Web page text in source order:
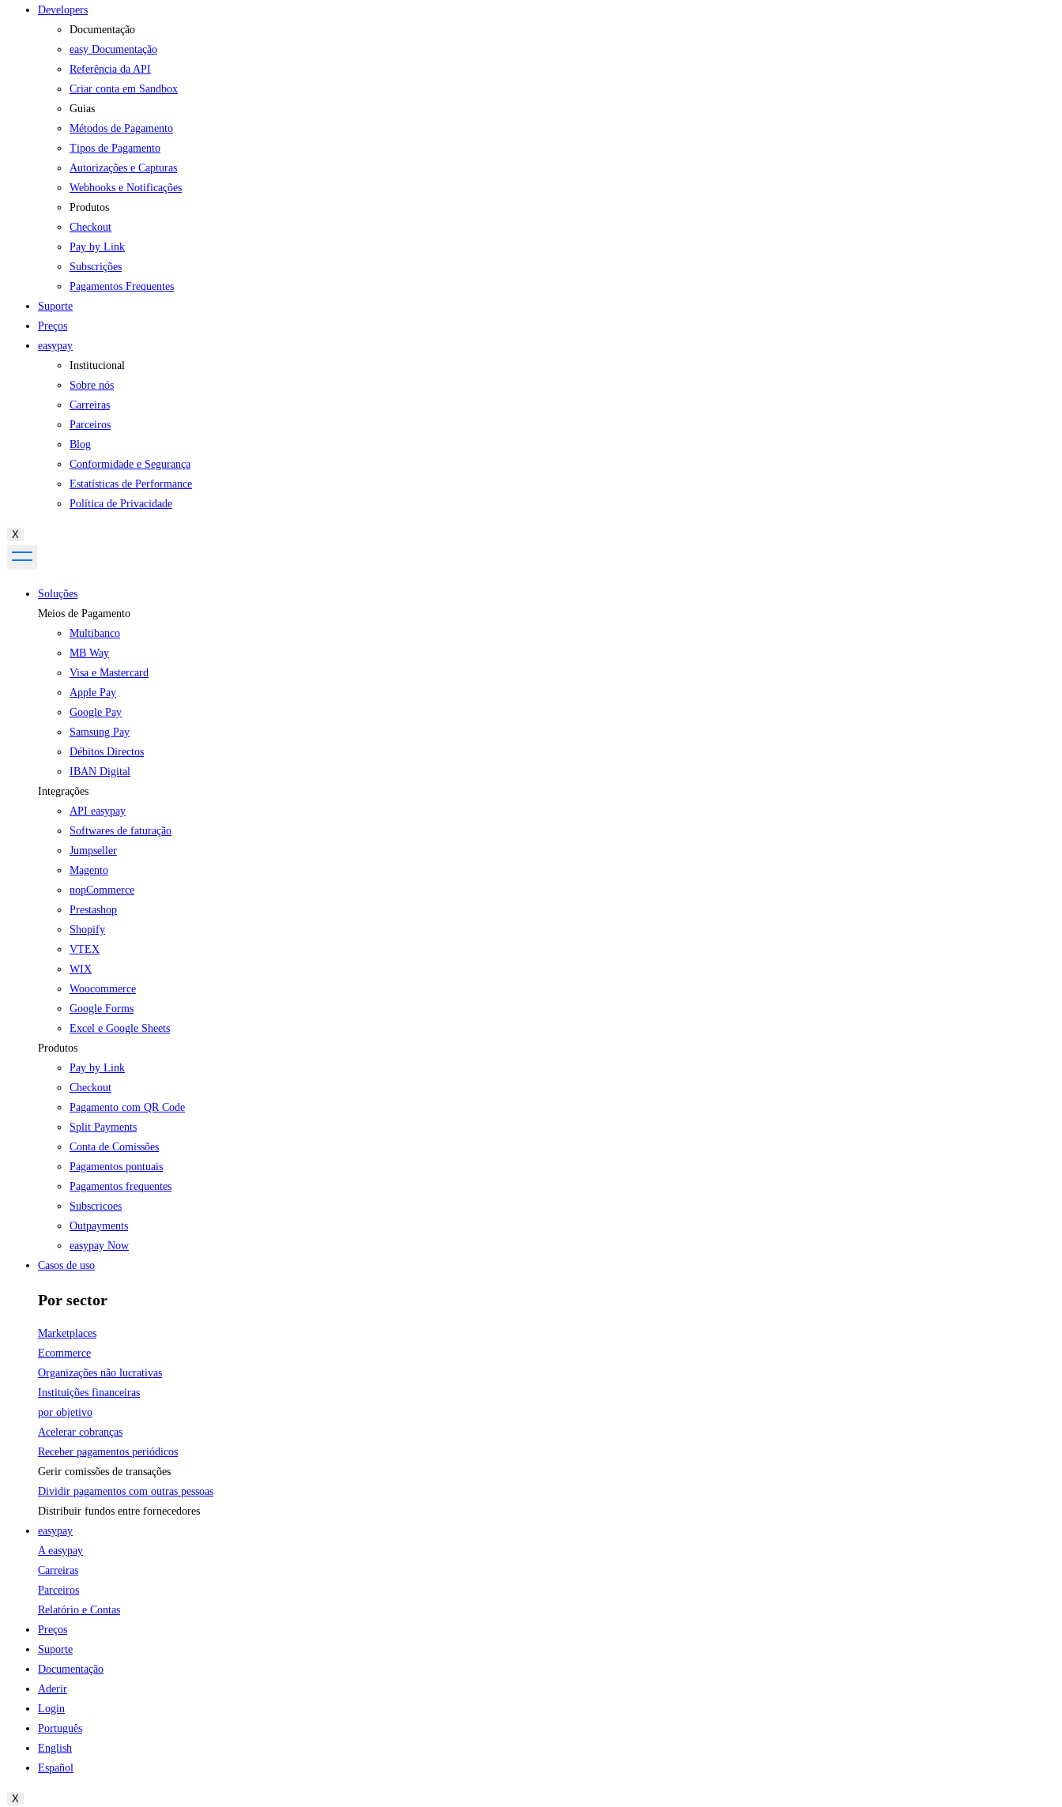
Developers
Documentação
easy Documentação
Referência da API
Criar conta em Sandbox
Guias
Métodos de Pagamento
Tipos de Pagamento
Autorizações e Capturas
Webhooks e Notificações
Produtos
Checkout
Pay by Link
Subscrições
Pagamentos Frequentes
Suporte
Preços
easypay
Institucional
Sobre nós
Carreiras
Parceiros
Blog
Conformidade e Segurança
Estatísticas de Performance
Política de Privacidade
X
Soluções
Meios de Pagamento
Multibanco
MB Way
Visa e Mastercard
Apple Pay
Google Pay
Samsung Pay
Débitos Directos
IBAN Digital
Integrações
API easypay
Softwares de faturação
Jumpseller
Magento
nopCommerce
Prestashop
Shopify
VTEX
WIX
Woocommerce
Google Forms
Excel e Google Sheets
Produtos
Pay by Link
Checkout
Pagamento com QR Code
Split Payments
Conta de Comissões
Pagamentos pontuais
Pagamentos frequentes
Subscricoes
Outpayments
easypay Now
Casos de uso
Por sector
Marketplaces
Ecommerce
Organizações não lucrativas
Instituições financeiras
por objetivo
Acelerar cobranças
Receber pagamentos periódicos
Gerir comissões de transações
Dividir pagamentos com outras pessoas
Distribuir fundos entre fornecedores
easypay
A easypay
Carreiras
Parceiros
Relatório e Contas
Preços
Suporte
Documentação
Aderir
Login
Português
English
Español
X